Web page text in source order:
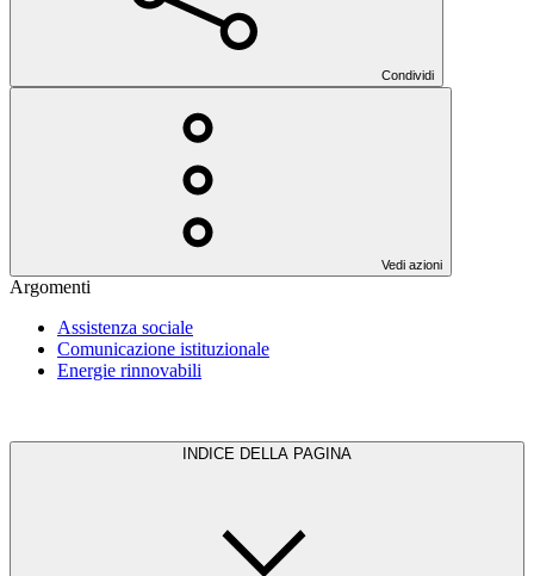
Condividi
Vedi azioni
Argomenti
Assistenza sociale
Comunicazione istituzionale
Energie rinnovabili
INDICE DELLA PAGINA